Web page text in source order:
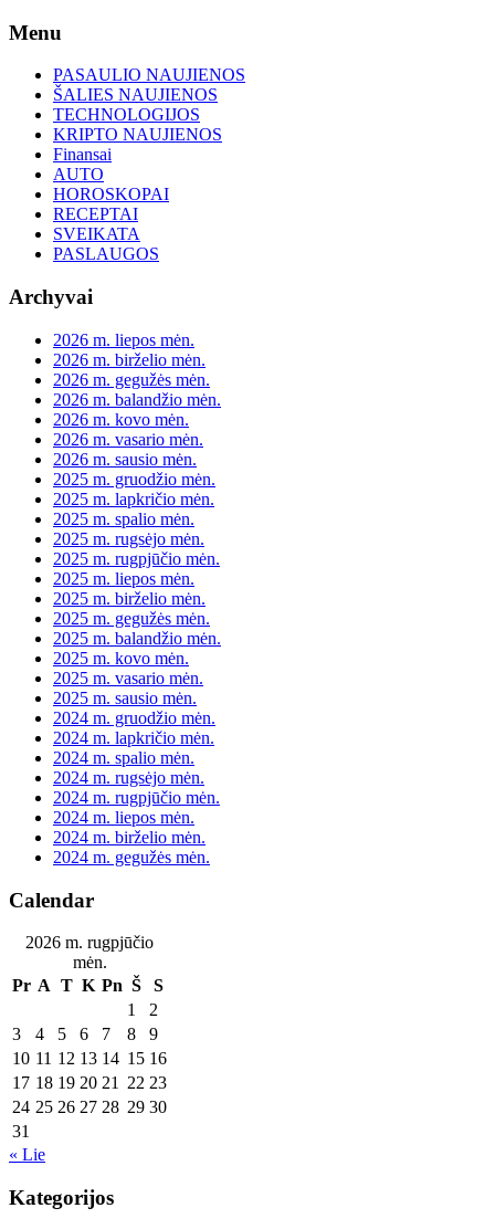
Skip
content
Menu
PASAULIO NAUJIENOS
ŠALIES NAUJIENOS
TECHNOLOGIJOS
KRIPTO NAUJIENOS
Finansai
AUTO
HOROSKOPAI
RECEPTAI
SVEIKATA
PASLAUGOS
Archyvai
2026 m. liepos mėn.
2026 m. birželio mėn.
2026 m. gegužės mėn.
2026 m. balandžio mėn.
2026 m. kovo mėn.
2026 m. vasario mėn.
2026 m. sausio mėn.
2025 m. gruodžio mėn.
2025 m. lapkričio mėn.
2025 m. spalio mėn.
2025 m. rugsėjo mėn.
2025 m. rugpjūčio mėn.
2025 m. liepos mėn.
2025 m. birželio mėn.
2025 m. gegužės mėn.
2025 m. balandžio mėn.
2025 m. kovo mėn.
2025 m. vasario mėn.
2025 m. sausio mėn.
2024 m. gruodžio mėn.
2024 m. lapkričio mėn.
2024 m. spalio mėn.
2024 m. rugsėjo mėn.
2024 m. rugpjūčio mėn.
2024 m. liepos mėn.
2024 m. birželio mėn.
2024 m. gegužės mėn.
Calendar
2026 m. rugpjūčio
mėn.
Pr A T K Pn Š
S
1
2
3
4 5 6 7 8
9
10 11 12 13 14 15 16
17 18 19 20 21 22 23
24 25 26 27 28 29 30
31
« Lie
Kategorijos